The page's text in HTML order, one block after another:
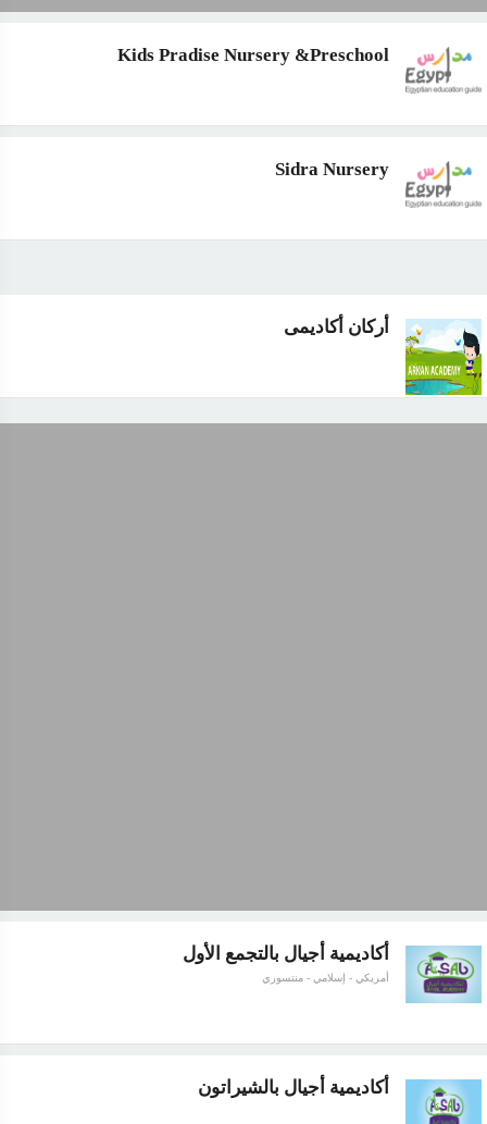
Kids Pradise Nursery &Preschool
Sidra Nursery
أركان أكاديمى
أكاديمية أجيال بالتجمع الأول
أمريكي - إسلامي - منتسوري
أكاديمية أجيال بالشيراتون